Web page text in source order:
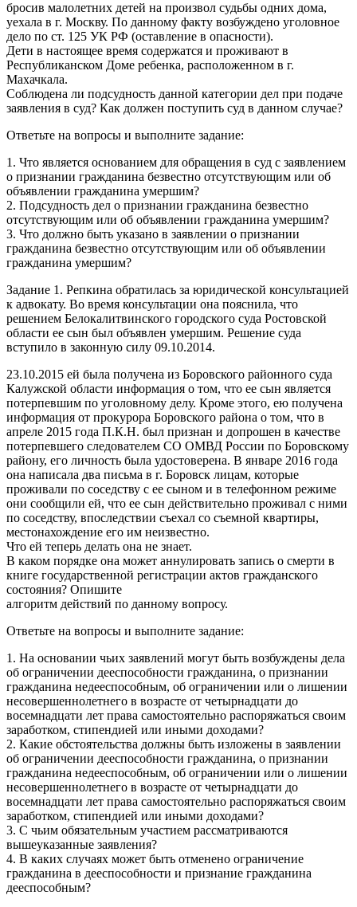
бросив малолетних детей на произвол судьбы одних дома,
уехала в г. Москву. По данному факту возбуждено уголовное
дело по ст. 125 УК РФ (оставление в опасности).
Дети в настоящее время содержатся и проживают в
Республиканском Доме ребенка, расположенном в г.
Махачкала.
Соблюдена ли подсудность данной категории дел при подаче
заявления в суд? Как должен поступить суд в данном случае?
Ответьте на вопросы и выполните задание:
1. Что является основанием для обращения в суд с заявлением
о признании гражданина безвестно отсутствующим или об
объявлении гражданина умершим?
2. Подсудность дел о признании гражданина безвестно
отсутствующим или об объявлении гражданина умершим?
3. Что должно быть указано в заявлении о признании
гражданина безвестно отсутствующим или об объявлении
гражданина умершим?
Задание 1. Репкина обратилась за юридической консультацией
к адвокату. Во время консультации она пояснила, что
решением Белокалитвинского городского суда Ростовской
области ее сын был объявлен умершим. Решение суда
вступило в законную силу 09.10.2014.
23.10.2015 ей была получена из Боровского районного суда
Калужской области информация о том, что ее сын является
потерпевшим по уголовному делу. Кроме этого, ею получена
информация от прокурора Боровского района о том, что в
апреле 2015 года П.К.Н. был признан и допрошен в качестве
потерпевшего следователем СО ОМВД России по Боровскому
району, его личность была удостоверена. В январе 2016 года
она написала два письма в г. Боровск лицам, которые
проживали по соседству с ее сыном и в телефонном режиме
они сообщили ей, что ее сын действительно проживал с ними
по соседству, впоследствии съехал со съемной квартиры,
местонахождение его им неизвестно.
Что ей теперь делать она не знает.
В каком порядке она может аннулировать запись о смерти в
книге государственной регистрации актов гражданского
состояния? Опишите
алгоритм действий по данному вопросу.
Ответьте на вопросы и выполните задание:
1. На основании чьих заявлений могут быть возбуждены дела
об ограничении дееспособности гражданина, о признании
гражданина недееспособным, об ограничении или о лишении
несовершеннолетнего в возрасте от четырнадцати до
восемнадцати лет права самостоятельно распоряжаться своим
заработком, стипендией или иными доходами?
2. Какие обстоятельства должны быть изложены в заявлении
об ограничении дееспособности гражданина, о признании
гражданина недееспособным, об ограничении или о лишении
несовершеннолетнего в возрасте от четырнадцати до
восемнадцати лет права самостоятельно распоряжаться своим
заработком, стипендией или иными доходами?
3. С чьим обязательным участием рассматриваются
вышеуказанные заявления?
4. В каких случаях может быть отменено ограничение
гражданина в дееспособности и признание гражданина
дееспособным?